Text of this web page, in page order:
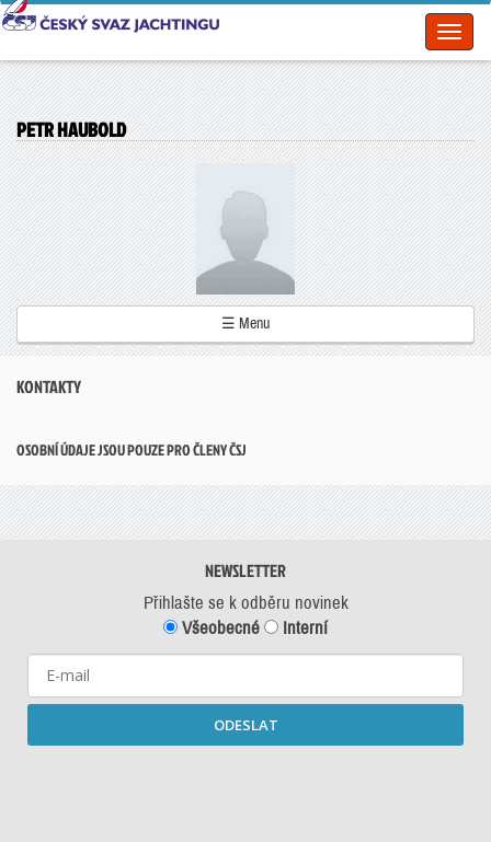
PETR HAUBOLD
☰ Menu
KONTAKTY
OSOBNÍ ÚDAJE JSOU POUZE PRO ČLENY ČSJ
NEWSLETTER
Přihlašte se k odběru novinek
Všeobecné
Interní
ODESLAT